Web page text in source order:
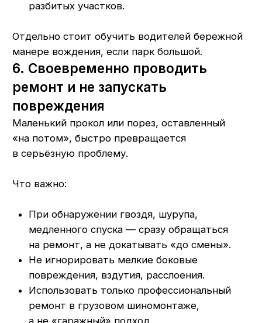
Хотите оценить состояние шин
заменить?
Позвоните по номеру +7 (927) 979-00-
специалисты оценят текущие
комплекты, предложат варианты
ремонта, восстановления или замены
шин
Записаться на диагностику
Полезно знать